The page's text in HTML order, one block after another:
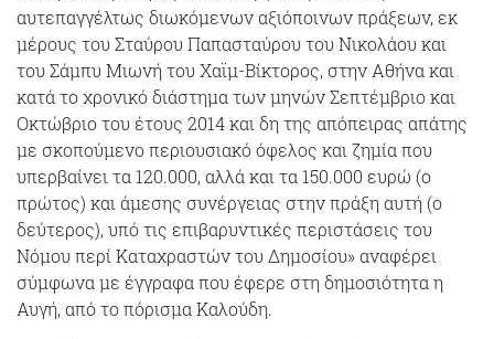
αυτεπαγγέλτως διωκόμενων αξιόποινων πράξεων, εκ
μέρους του Σταύρου Παπασταύρου του Νικολάου και
του Σάμπυ Μιωνή του Χαϊμ-Βίκτορος, στην Αθήνα και
κατά το χρονικό διάστημα των μηνών Σεπτέμβριο και
Οκτώβριο του έτους 2014 και δη της απόπειρας απάτης
με σκοπούμενο περιουσιακό όφελος και ζημία που
υπερβαίνει τα 120.000, αλλά και τα 150.000 ευρώ (ο
πρώτος) και άμεσης συνέργειας στην πράξη αυτή (ο
δεύτερος), υπό τις επιβαρυντικές περιστάσεις του
Νόμου περί Καταχραστών του Δημοσίου» αναφέρει
σύμφωνα με έγγραφα που έφερε στη δημοσιότητα η
Αυγή, από το πόρισμα Καλούδη.